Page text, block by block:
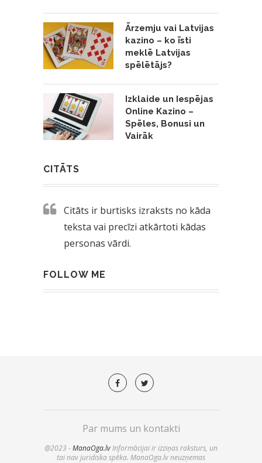
Ārzemju vai Latvijas
kazino – ko īsti
meklē Latvijas
spēlētājs?
Izklaide un Iespējas
Online Kazino –
Spēles, Bonusi un
Vairāk
CITĀTS
Citāts ir burtisks izraksts no kāda
teksta vai precīzi atkārtoti kādas
personas vārdi.
FOLLOW ME
Par mums un kontakti
@2023 - ManaOga.lvInformācijai ir izziņas raksturs, un
tai nav juridiska spēka. ManaOga.lv neuzņemas